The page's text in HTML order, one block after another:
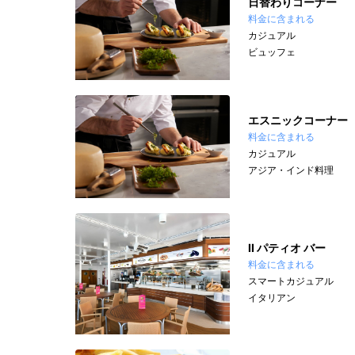
料金に含まれる
カジュアル
ビュッフェ
エスニックコーナー
料金に含まれる
カジュアル
アジア・インド料理
II パティオ バー
料金に含まれる
スマートカジュアル
イタリアン